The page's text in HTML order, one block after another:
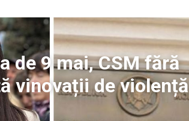
de 9 mai, CSM fără
vinovații de violență